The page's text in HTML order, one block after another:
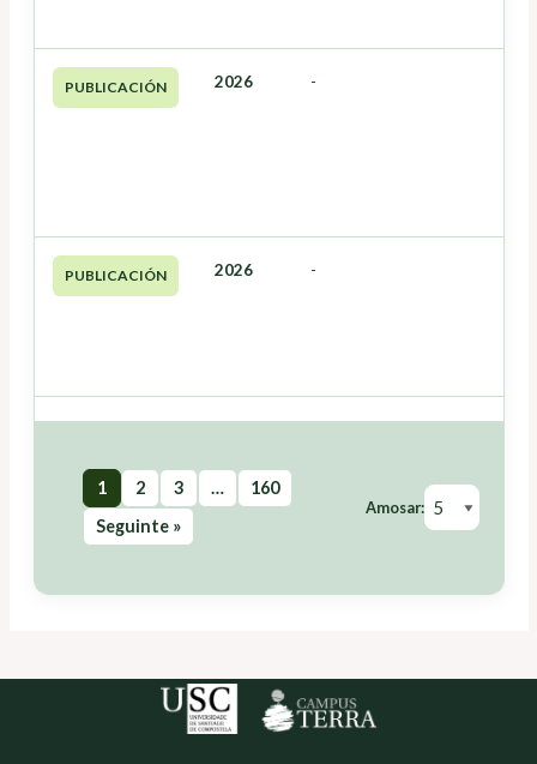
PUBLICACIÓN 2026 -
PUBLICACIÓN 2026 -
1 2 3 …
160
Seguinte »
Amosar: